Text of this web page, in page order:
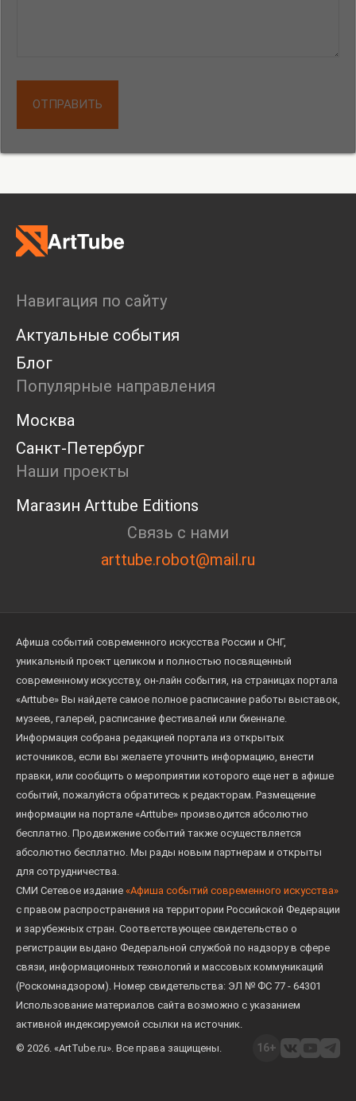
ОТПРАВИТЬ
Навигация по сайту
Актуальные события
Блог
Популярные направления
Москва
Санкт-Петербург
Наши проекты
Магазин Arttube Editions
Связь с нами
arttube.robot@mail.ru
Афиша событий современного искусства России и СНГ,
уникальный проект целиком и полностью посвященный
современному искусству, он-лайн события, на страницах портала
«Arttube» Вы найдете самое полное расписание работы выставок,
музеев, галерей, расписание фестивалей или биеннале.
Информация собрана редакцией портала из открытых
источников, если вы желаете уточнить информацию, внести
правки, или сообщить о мероприятии которого еще нет в афише
событий, пожалуйста обратитесь к редакторам. Размещение
информации на портале «Arttube» производится абсолютно
бесплатно. Продвижение событий также осуществляется
абсолютно бесплатно. Мы рады новым партнерам и открыты
для сотрудничества.
СМИ Сетевое издание «Афиша событий современного искусства»
с правом распространения на территории Российской Федерации
и зарубежных стран. Соответствующее свидетельство о
регистрации выдано Федеральной службой по надзору в сфере
связи, информационных технологий и массовых коммуникаций
(Роскомнадзором). Номер свидетельства: ЭЛ № ФС 77 - 64301
Использование материалов сайта возможно с указанием
активной индексируемой ссылки на источник.
© 2026. «ArtTube.ru». Все права защищены.
16+